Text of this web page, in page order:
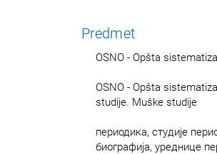
Predmet
OSNO - Opšta
OSNO - Opšta
studije. Muške studije
периодика, студије
биографија, уреднице